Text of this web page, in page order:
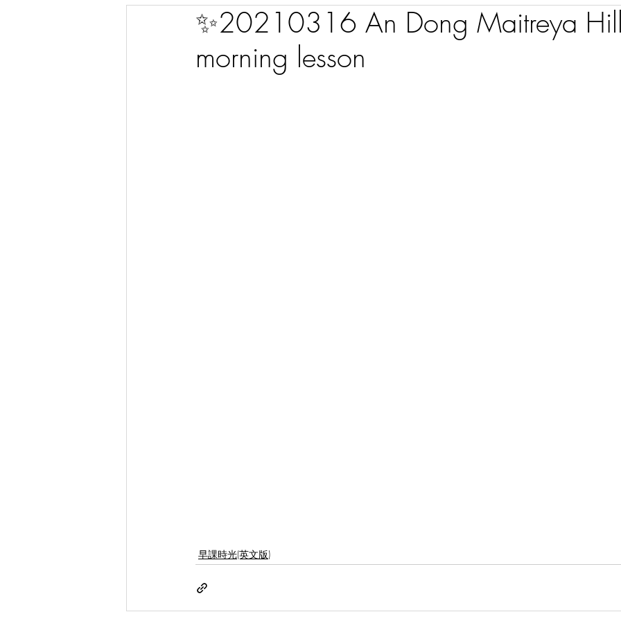
✨20210316 An Dong Maitreya
morning lesson
早課時光(英文版)